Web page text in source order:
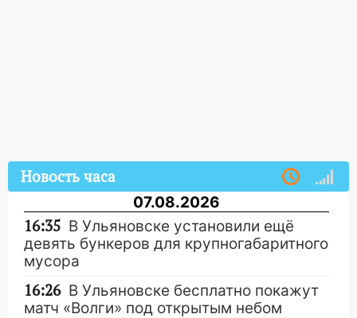
Новость часа
07.08.2026
16:35 В Ульяновске установили ещё
девять бункеров для крупногабаритного
мусора
16:26 В Ульяновске бесплатно покажут
матч «Волги» под открытым небом